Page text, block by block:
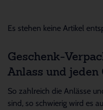
Es stehen keine Artikel
Geschenk-
Anlass und jeden
So zahlreich die Anlässe
sind, so schwierig wird es